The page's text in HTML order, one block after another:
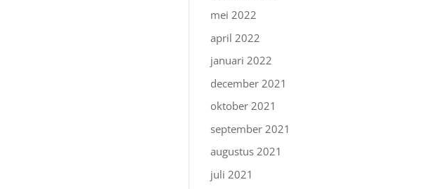
mei 2022
april 2022
januari 2022
december 2021
oktober 2021
september 2021
augustus 2021
juli 2021